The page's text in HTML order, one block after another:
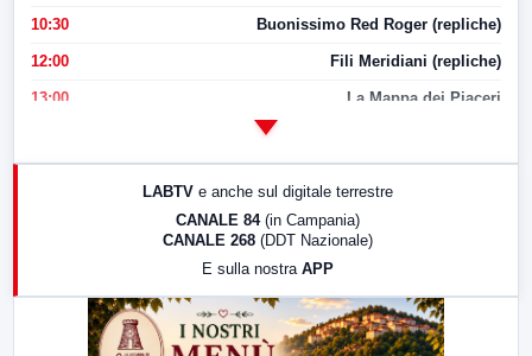
10:30 Buonissimo Red Roger (repliche)
12:00 Fili Meridiani (repliche)
13:00 La Mappa dei Piaceri
17:00 LabNews (replica)
LabNews (replica)
LABTV e anche sul digitale terrestre
CANALE 84 (in Campania)
CANALE 268 (DDT Nazionale)
E sulla nostra APP